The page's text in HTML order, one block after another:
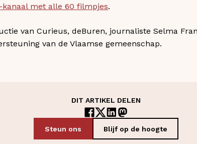
kanaal met alle 60 filmpjes.
van Curieus, deBuren, journaliste Selma
van de Vlaamse gemeenschap.
DIT ARTIKEL DELEN
Steun ons Blijf op de hoogte